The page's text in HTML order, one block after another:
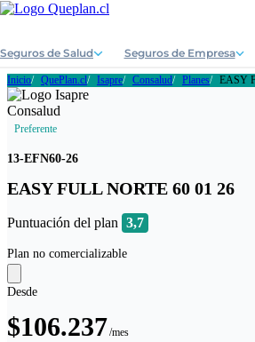
Seguros de Salud Seguros de Empresa
Inicio QuePlan.cl Isapre Consalud Planes EASY
Preferente
13-EFN60-26
EASY FULL NORTE 60 01 26
Puntuación del plan 3,7
Plan no comercializable
Desde
$106.237/mes